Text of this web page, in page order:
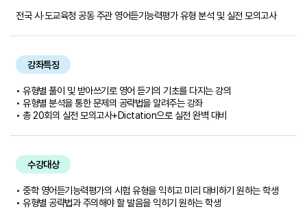
전국 시·도교육청 공동 주관 영어듣기능력평가 유형 분석 및 실전 모의고사
강좌특징
• 유형별 풀이 및 받아쓰기로 영어 듣기의 기초를 다지는 강의
• 유형별 분석을 통한 문제의 공략법을 알려주는 강좌
• 총 20회의 실전 모의고사+Dictation으로 실전 완벽 대비
수강대상
• 중학 영어듣기능력평가의 시험 유형을 익히고 미리 대비하기 원하는 학생
• 유형별 공략법과 주의해야 할 발음을 익히기 원하는 학생